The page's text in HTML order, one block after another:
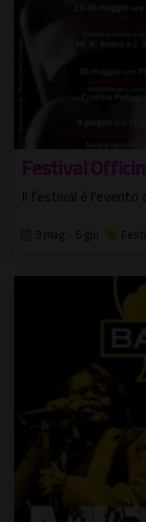
Festival
Il festival è l'evento
9 mag - 6 giu